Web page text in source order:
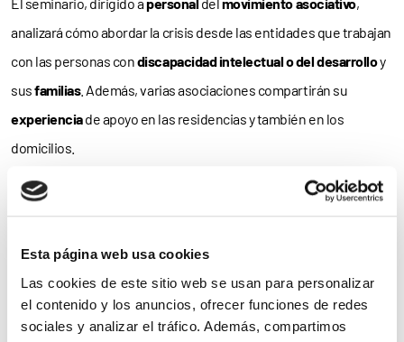
Esta página web usa cookies
Las cookies de este sitio web se usan para personalizar
el contenido y los anuncios, ofrecer funciones de redes
sociales y analizar el tráfico. Además, compartimos
analizará cómo abordar la crisis desde las entidades que trabajan
con las personas condiscapacidad intelectual o del desarrolloy
susfamilias. Además, varias asociaciones compartirán su
experienciade apoyo en las residencias y también en los
domicilios.
Su programa incluye las intervenciones ‘Lo que tenemos que
saber delCOVID 19’, ‘Experienciaen situaciones complejas:
Residenciasy Apoyos a Familias en el
‘Recomendaciones para una buena convivencia en casa’ y
‘Presentación del plan de acción de Plena inclusión’.